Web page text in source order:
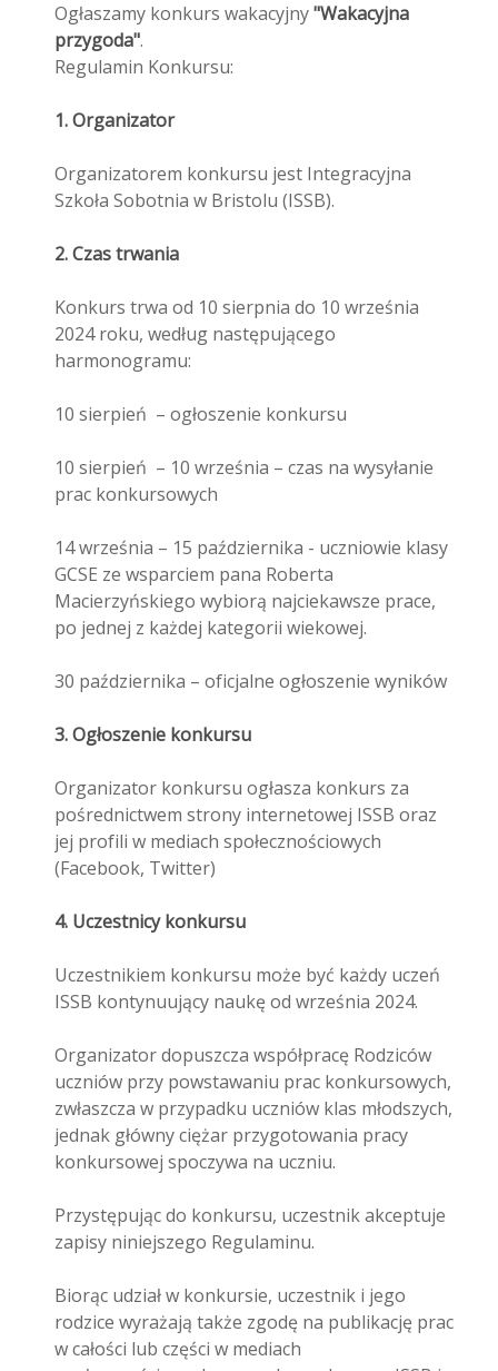
Ogłaszamy konkurs wakacyjny"Wakacyjna
przygoda".
Regulamin Konkursu:
1. Organizator
Organizatorem konkursu jest Integracyjna
Szkoła Sobotnia w Bristolu (ISSB).
2. Czas trwania
Konkurs trwa od 10 sierpnia do 10 września
2024 roku, według następującego
harmonogramu:
10 sierpień – ogłoszenie konkursu
10 sierpień – 10 września – czas na wysyłanie
prac konkursowych
14 września – 15 października - uczniowie klasy
GCSE ze wsparciem pana Roberta
Macierzyńskiego wybiorą najciekawsze prace,
po jednej z każdej kategorii wiekowej.
30 października – oficjalne ogłoszenie wyników
3. Ogłoszenie konkursu
Organizator konkursu ogłasza konkurs za
pośrednictwem strony internetowej ISSB oraz
jej profili w mediach społecznościowych
(Facebook, Twitter)
4. Uczestnicy konkursu
Uczestnikiem konkursu może być każdy uczeń
ISSB kontynuujący naukę od września 2024.
Organizator dopuszcza współpracę Rodziców
uczniów przy powstawaniu prac konkursowych,
zwłaszcza w przypadku uczniów klas młodszych,
jednak główny ciężar przygotowania pracy
konkursowej spoczywa na uczniu.
Przystępując do konkursu, uczestnik akceptuje
zapisy niniejszego Regulaminu.
Biorąc udział w konkursie, uczestnik i jego
rodzice wyrażają także zgodę na publikację prac
w całości lub części w mediach